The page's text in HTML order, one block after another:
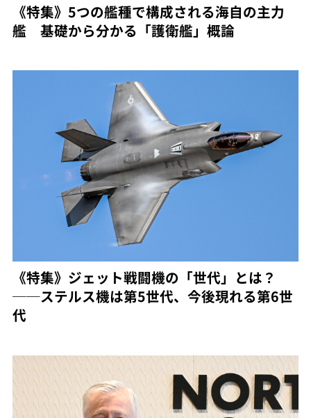
《特集》5つの艦種で構成される海自の主力
艦 基礎から分かる「護衛艦」概論
《特集》ジェット戦闘機の「世代」とは？
──ステルス機は第5世代、今後現れる第6世
代